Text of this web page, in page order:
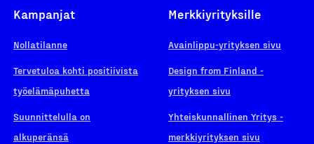
Kampanjat
Nollatilanne
Tervetuloa kohti positiivista
työelämäpuhetta
Suunnittelulla on
alkuperänsä
Merkkiyrityksille
Avainlippu-yrityksen sivu
Design from Finland -
yrityksen sivu
Yhteiskunnallinen Yritys -
merkkiyrityksen sivu